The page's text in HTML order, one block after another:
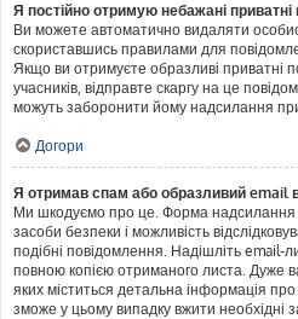
Я постійно отримую небажані приватні
Ви можете автоматично видаляти
скориставшись правилами для
Якщо ви отримуєте образливі приватні
учасників, відправте скаргу на це
можуть заборонити йому надсилання
Догори
Я отримав спам або образливий email
Ми шкодуємо про це. Форма надсилання
засоби безпеки і можливість
подібні повідомлення. Надішліть email-
повною копією отриманого листа. Дуже
яких міститься детальна інформація
зможе у цьому випадку вжити необхідні